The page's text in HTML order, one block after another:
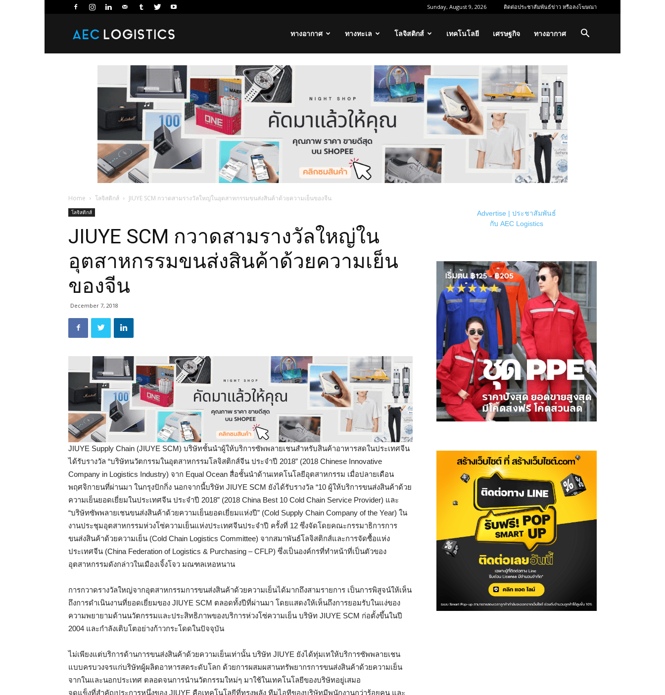
Sunday, August 9, 2026 ติดต่อประชาสัมพันธ์ข่าว หรือลงโฆษณา
Logistics
ทางอากาศ ทางทะเล โลจิสติกส์ เทคโนโลยี เศรษฐกิจ ทางอากาศ
Home โลจิสติกส์ JIUYE SCM กวาดสามรางวัลใหญ่ในอุตสาหกรรมขนส่งสินค้าด้วยความเย็นของจีน
โลจิสติกส์
JIUYE SCM กวาดสามรางวัลใหญ่ใน
อุตสาหกรรมขนส่งสินค้าด้วยความเย็น
ของจีน
December 7, 2018
JIUYE Supply Chain (JIUYE SCM) บริษัทชั้นนำผู้ให้บริการซัพพลายเชนสำหรับสินค้าอาหารสดในประเทศจีน
ได้รับรางวัล “บริษัทนวัตกรรมในอุตสาหกรรมโลจิสติกส์จีน ประจำปี 2018” (2018 Chinese Innovative
Company in Logistics Industry) จาก Equal Ocean สื่อชั้นนำด้านเทคโนโลยีอุตสาหกรรม เมื่อปลายเดือน
พฤศจิกายนที่ผ่านมา ในกรุงปักกิ่ง นอกจากนี้บริษัท JIUYE SCM ยังได้รับรางวัล “10 ผู้ให้บริการขนส่งสินค้าด้วย
ความเย็นยอดเยี่ยมในประเทศจีน ประจำปี 2018” (2018 China Best 10 Cold Chain Service Provider) และ
“บริษัทซัพพลายเชนขนส่งสินค้าด้วยความเย็นยอดเยี่ยมแห่งปี” (Cold Supply Chain Company of the Year) ใน
งานประชุมอุตสาหกรรมห่วงโซ่ความเย็นแห่งประเทศจีนประจำปี ครั้งที่ 12 ซึ่งจัดโดยคณะกรรมาธิการการ
ขนส่งสินค้าด้วยความเย็น (Cold Chain Logistics Committee) จากสมาพันธ์โลจิสติกส์และการจัดซื้อแห่ง
ประเทศจีน (China Federation of Logistics & Purchasing – CFLP) ซึ่งเป็นองค์กรที่ทำหน้าที่เป็นตัวของ
อุตสาหกรรมดังกล่าวในเมืองเจิ้งโจว มณฑลเหอหนาน
การกวาดรางวัลใหญ่จากอุตสาหกรรมการขนส่งสินค้าด้วยความเย็นได้มากถึงสามรายการ เป็นการพิสูจน์ให้เห็น
ถึงการดำเนินงานที่ยอดเยี่ยมของ JIUYE SCM ตลอดทั้งปีที่ผ่านมา โดยแสดงให้เห็นถึงการยอมรับในแง่ของ
ความพยายามด้านนวัตกรรมและประสิทธิภาพของบริการห่วงโซ่ความเย็น บริษัท JIUYE SCM ก่อตั้งขึ้นในปี
2004 และกำลังเติบโตอย่างก้าวกระโดดในปัจจุบัน
ไม่เพียงแต่บริการด้านการขนส่งสินค้าด้วยความเย็นเท่านั้น บริษัท JIUYE ยังได้ทุ่มเทให้บริการซัพพลายเชน
แบบครบวงจรแก่บริษัทผู้ผลิตอาหารสดระดับโลก ด้วยการผสมผสานทรัพยากรการขนส่งสินค้าด้วยความเย็น
จากในและนอกประเทศ ตลอดจนการนำนวัตกรรมใหม่ๆ มาใช้ในเทคโนโลยีของบริษัทอยู่เสมอ
จุดแข็งที่สำคัญประการหนึ่งของ JIUYE คือเทคโนโลยีที่ทรงพลัง ทีมไอทีของบริษัทมีพนักงานกว่าร้อยคน และ
Advertise | ประชาสัมพันธ์
กับ AEC Logistics